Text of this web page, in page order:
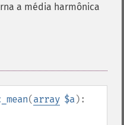
a média harmônica
(array $a):